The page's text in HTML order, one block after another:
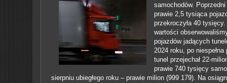
samochodów.
prawie 2,5 tysiąca
przekroczyła 40
wartości
pojazdów jadących
2024 roku, po
tunel przejechał 22-
prawie 740 tysięcy
sierpniu ubiegłego roku – prawie milion (999 179). Na